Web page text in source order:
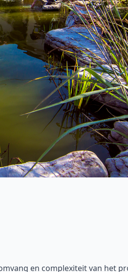
en complexiteit van het